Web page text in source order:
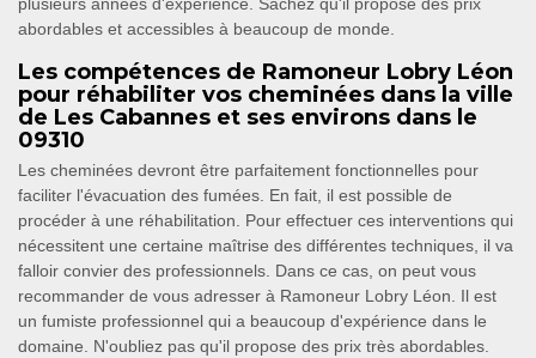
plusieurs années d'expérience. Sachez qu'il propose des prix
abordables et accessibles à beaucoup de monde.
Les compétences de Ramoneur Lobry Léon
pour réhabiliter vos cheminées dans la ville
de Les Cabannes et ses environs dans le
09310
Les cheminées devront être parfaitement fonctionnelles pour
faciliter l'évacuation des fumées. En fait, il est possible de
procéder à une réhabilitation. Pour effectuer ces interventions qui
nécessitent une certaine maîtrise des différentes techniques, il va
falloir convier des professionnels. Dans ce cas, on peut vous
recommander de vous adresser à Ramoneur Lobry Léon. Il est
un fumiste professionnel qui a beaucoup d'expérience dans le
domaine. N'oubliez pas qu'il propose des prix très abordables.